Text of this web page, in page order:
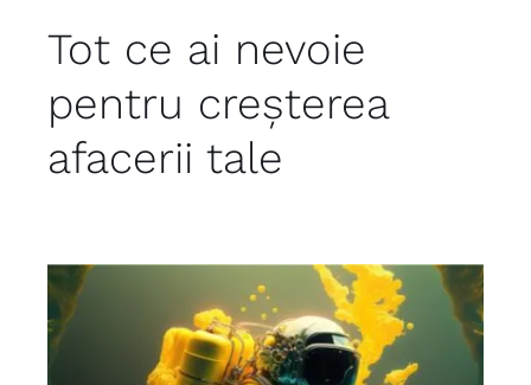
Tot ce ai nevoie
pentru creșterea
afacerii tale